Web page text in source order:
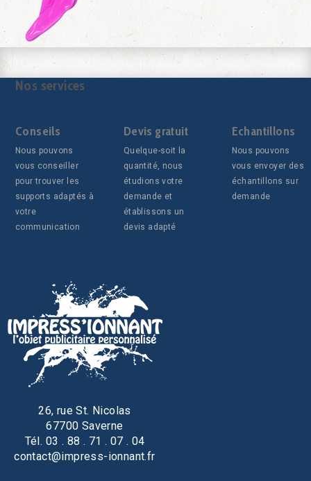
Nos services
Conseils
Nous pouvons
vous conseiller
pour trouver les
supports adaptés à
votre
communication
Devis gratuit
Quelque-soit la
quantité, nous
étudions votre
demande et
établissons un
devis adapté
Echantillons
Nous pouvons
vous envoyer des
échantillons sur
demande
26, rue St. Nicolas
67700 Saverne
Tél. 03 . 88 . 71 . 07 . 04
contact@impress-ionnant.fr